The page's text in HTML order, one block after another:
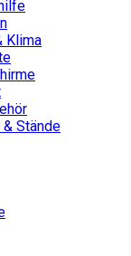
Klima
& Stände